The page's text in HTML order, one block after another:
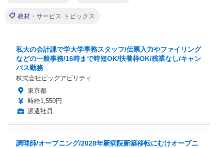
教材・サービス トピックス
私大の会計課で学大学事務スタッフ/伝票入力やファイリング
などの一般事務/16時まで時短OK/扶養枠OK/残業なし/キャン
パス勤務
株式会社ビッグアビリティ
東京都
時給1,550円
派遣社員
調理師/オープニング/2028年新病院新築移転にむけオープニ